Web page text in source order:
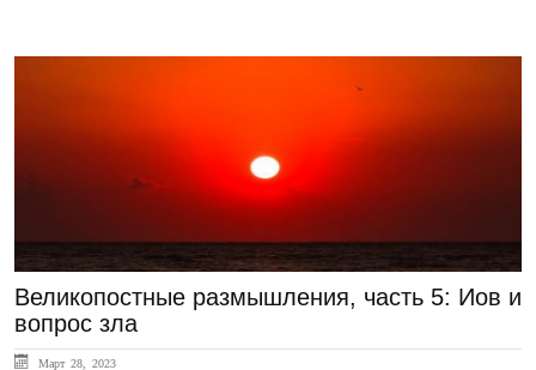
Великопостные размышления, часть 5: Иов и
вопрос зла
Март 28, 2023